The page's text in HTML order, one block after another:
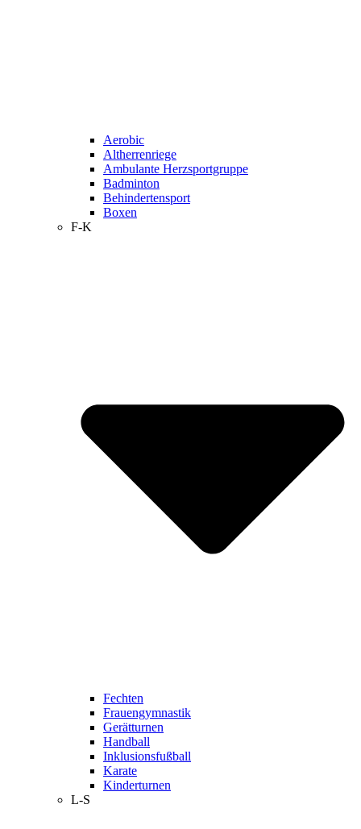
Aerobic
Altherrenriege
Ambulante Herzsportgruppe
Badminton
Behindertensport
Boxen
F-K
Fechten
Frauengymnastik
Gerätturnen
Handball
Inklusionsfußball
Karate
Kinderturnen
L-S